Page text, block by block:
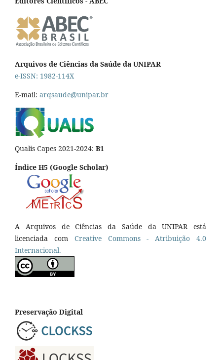
Arquivos de Ciências da Saúde da UNIPAR
e-ISSN: 1982-114X
E-mail: arqsaude@unipar.br
Qualis Capes 2021-2024: B1
Índice H5 (Google Scholar)
A Arquivos de Ciências da Saúde da UNIPAR está
licenciada com Creative Commons - Atribuição 4.0
Internacional.
Preservação Digital